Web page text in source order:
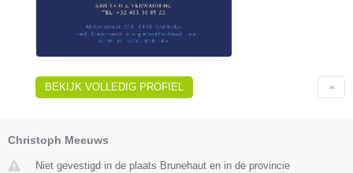
BEKIJK VOLLEDIG PROFIEL
Christoph Meeuws
Niet gevestigd in de plaats Brunehaut en in de provincie